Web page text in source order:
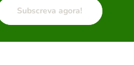
Subscreva agora!